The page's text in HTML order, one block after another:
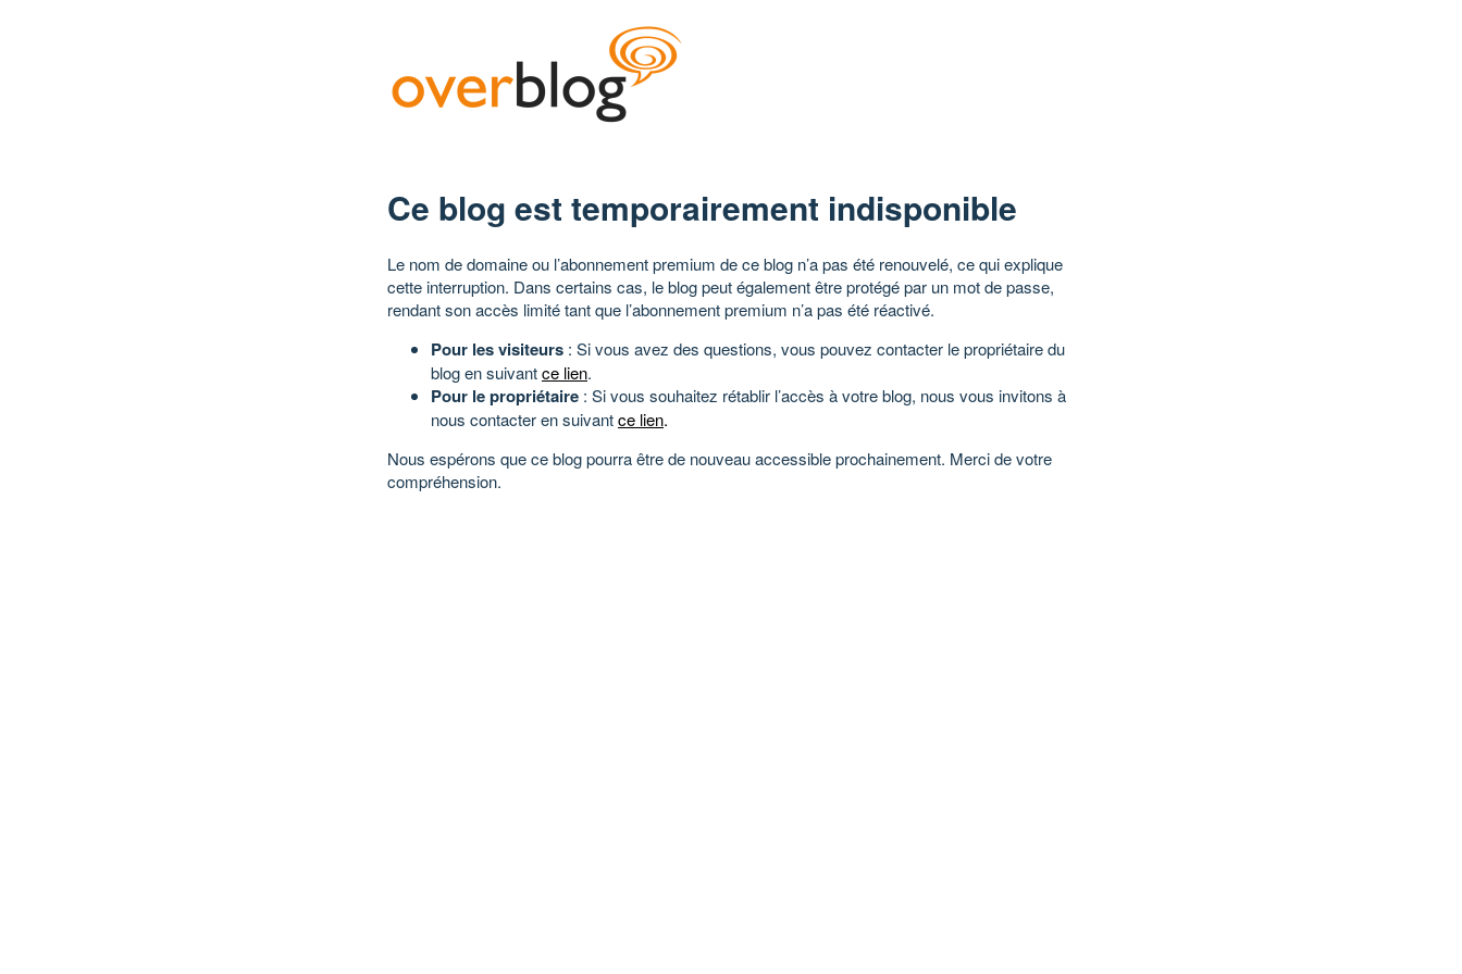
Ce blog est temporairement indisponible
Le nom de domaine ou l’abonnement premium de ce blog n’a pas été renouvelé, ce qui explique
cette interruption. Dans certains cas, le blog peut également être protégé par un mot de passe,
rendant son accès limité tant que l’abonnement premium n’a pas été réactivé.
Pour les visiteurs : Si vous avez des questions, vous pouvez contacter le propriétaire du
blog en suivantce lien.
Pour le propriétaire : Si vous souhaitez rétablir l’accès à votre blog, nous vous invitons à
nous contacter en suivantce lien.
Nous espérons que ce blog pourra être de nouveau accessible prochainement. Merci de votre
compréhension.